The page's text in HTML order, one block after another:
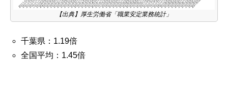
【出典】厚生労働省「職業安定業務統計」
千葉県：1.19倍
全国平均：1.45倍